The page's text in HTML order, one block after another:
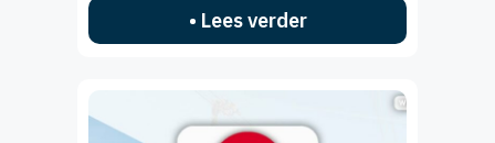
• Lees verder